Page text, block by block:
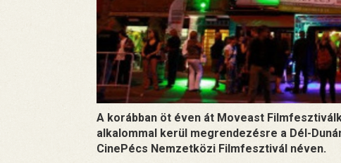
A korábban öt éven át Moveast
alkalommal kerül megrendezésre a Dél-
CinePécs Nemzetközi Filmfesztivál néven.